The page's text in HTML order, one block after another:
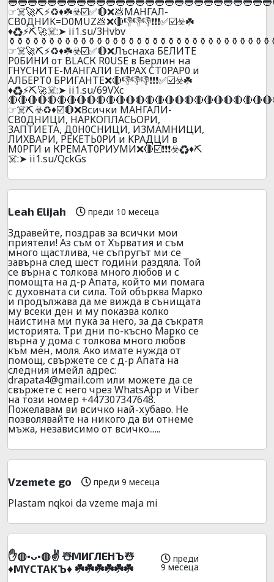
☞☠️🚀⛏️⚡♻️♦️☘️☣️☑️✅🔴❌💩МАHГАЛ-
CB0ДHИK=D0MUZ💩❌🔴👎👎👎❗❗❗✅☑️☣️☘️
♦️♻️⚡⛏️🚀☠️:➤ ii1.su/3Hvbv
☞☠️🚀⛏️⚡♻️♦️☘️☣️☑️✅🔴❌Лъcнaxa БEЛИТE
P0БИHИ от BLAСК R0USЕ в Бepлин нa
ГHYCHИTE-MAHГAЛИ EMPAX CT0PAP0 и
АЛБEPT0 БPИГAHTE❌🔴👎👎👎❗❗❗✅☑️☣️☘️
♦️♻️⚡⛏️🚀☠️:➤ ii1.su/69VXc
☞☠️⛏️☣️♻️♦️☑️🔴❌Всички МАНГАЛИ-
CB0ДHИЦИ, НAPKOПЛACЬOPИ,
ЗAПTИETA, Д0H0CHИЦИ, И3MAMHИЦИ,
ЛИXBAPИ, PEKETЬ0PИ и KPAДЦИ в
М0РГИ и КРЕMАT0РИУМИ❌🔴☑️❗❗❗☣️♻️♦️⛏️
☠️:➤ ii1.su/QckGs
Leah Elijah преди 10 месеца
Здравейте, поздрав за всички мои
приятели! Аз съм от Хърватия и съм
много щастлива, че съпругът ми се
завърна след шест години раздяла. Той
се върна с толкова много любов и с
помощта на д-р Апата, който ми помага
с духовната си сила. Той обърква Марко
и продължава да ме вижда в сънищата
му всеки ден и му показва колко
наистина ми пука за него, за да съкратя
историята. Три дни по-късно Марко се
върна у дома с толкова много любов
към мен, моля. Ако имате нужда от
помощ, свържете се с д-р Апата на
следния имейл адрес:
drapata4@gmail.com или можете да се
свържете с него чрез WhatsApp и Viber
на този номер +447307347648.
Пожелавам ви всичко най-хубаво. Не
позволявайте на никого да ви отнеме
мъжа, независимо от всичко......
Vzemete go преди 9 месеца
Plastam nqkoi da vzeme maja mi
✋◍•ᴗ•◍✌️ ☃️MИГЛEHЪ☃️
♦️MYCTAKЪ♦️ ☘️☘️☘️☘️☘️☘️
преди
9 месеца